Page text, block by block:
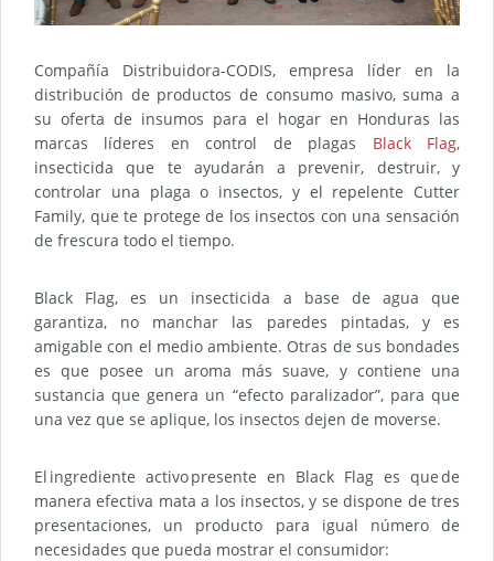
Compañía Distribuidora-CODIS, empresa líder en la
distribución de productos de consumo masivo, suma a
su oferta de insumos para el hogar en Honduras las
marcas líderes en control de plagas Black Flag,
insecticida que te ayudarán a prevenir, destruir, y
controlar una plaga o insectos, y el repelente Cutter
Family, que te protege de los insectos con una sensación
de frescura todo el tiempo.
Black Flag, es un insecticida a base de agua que
garantiza, no manchar las paredes pintadas, y es
amigable con el medio ambiente. Otras de sus bondades
es que posee un aroma más suave, y contiene una
sustancia que genera un “efecto paralizador”, para que
una vez que se aplique, los insectos dejen de moverse.
El ingrediente activo presente en Black Flag es que de
manera efectiva mata a los insectos, y se dispone de tres
presentaciones, un producto para igual número de
necesidades que pueda mostrar el consumidor: